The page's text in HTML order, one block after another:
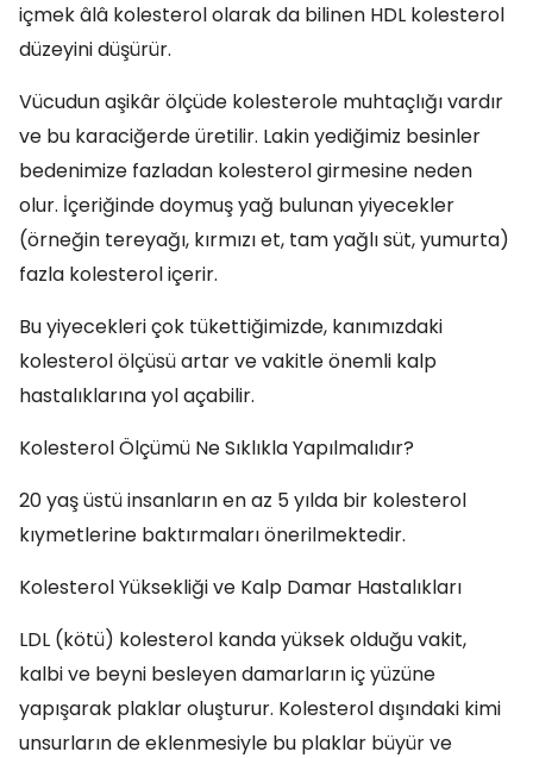
içmek âlâ kolesterol olarak da bilinen HDL kolesterol
düzeyini düşürür.
Vücudun aşikâr ölçüde kolesterole muhtaçlığı vardır
ve bu karaciğerde üretilir. Lakin yediğimiz besinler
bedenimize fazladan kolesterol girmesine neden
olur. İçeriğinde doymuş yağ bulunan yiyecekler
(örneğin tereyağı, kırmızı et, tam yağlı süt, yumurta)
fazla kolesterol içerir.
Bu yiyecekleri çok tükettiğimizde, kanımızdaki
kolesterol ölçüsü artar ve vakitle önemli kalp
hastalıklarına yol açabilir.
Kolesterol Ölçümü Ne Sıklıkla Yapılmalıdır?
20 yaş üstü insanların en az 5 yılda bir kolesterol
kıymetlerine baktırmaları önerilmektedir.
Kolesterol Yüksekliği ve Kalp Damar Hastalıkları
LDL (kötü) kolesterol kanda yüksek olduğu vakit,
kalbi ve beyni besleyen damarların iç yüzüne
yapışarak plaklar oluşturur. Kolesterol dışındaki kimi
unsurların de eklenmesiyle bu plaklar büyür ve